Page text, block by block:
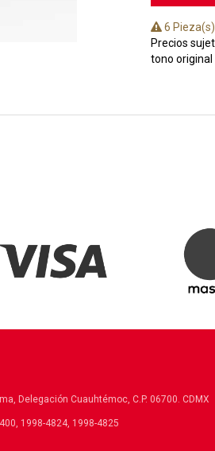
6
Precios
tono original
Delegación Cuauhtémoc, C.P. 06700. CDMX
1998-4824, 1998-4825